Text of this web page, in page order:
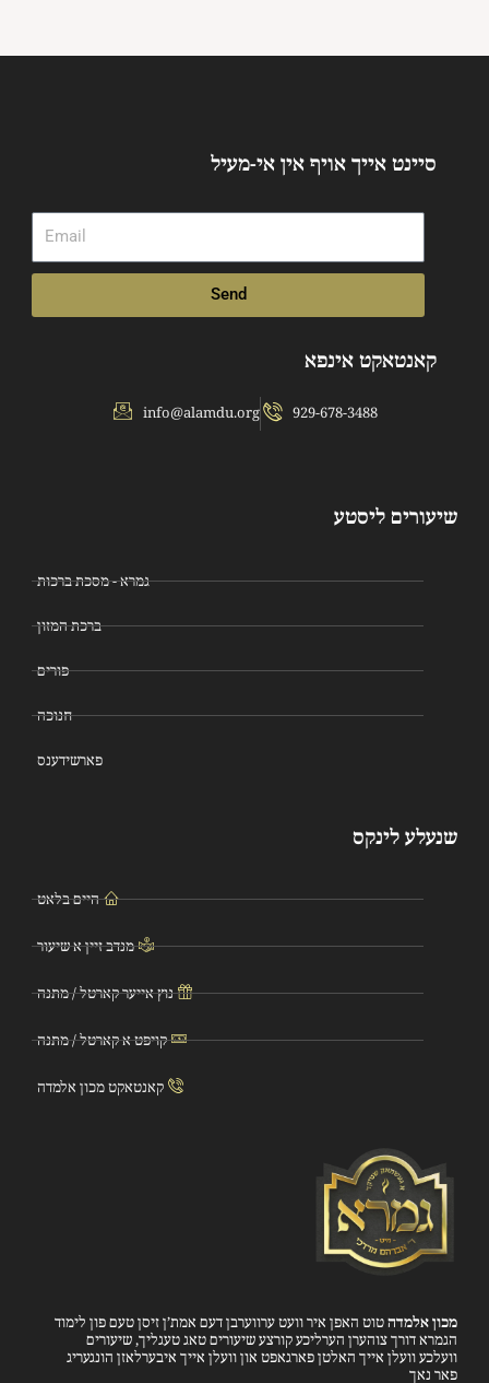
סיינט אייך אויף אין אי-מעיל
Email
Send
קאנטאקט אינפא
info@alamdu.org 929-678-3488
שיעורים ליסטע
גמרא - מסכת ברכות
ברכת המזון
פורים
חנוכה
פארשידענס
שנעלע לינקס
היים בלאט
מנדב זיין א שיעור
נוץ אייער קארטל / מתנה
קויפט א קארטל / מתנה
קאנטאקט מכון אלמדה
מכון אלמדהטוט האפן איר וועט ערווערבן דעם אמת’ן זיסן טעם פון לימוד
הגמרא דורך צוהערן הערליכע קורצע שיעורים טאג טעגליך, שיעורים
וועלכע וועלן אייך האלטן פארגאפט און וועלן אייך איבערלאזן הונגעריג
פאר נאך